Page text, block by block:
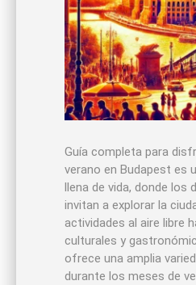
Guía completa para
verano en Budapest es
llena de vida, donde los
invitan a explorar la
actividades al aire libre
culturales y
ofrece una amplia
durante los meses de